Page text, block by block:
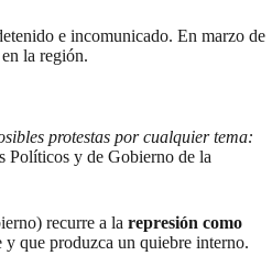
e incomunicado. En marzo de
la región.
protestas por cualquier tema:
Políticos y de Gobierno de la
recurre a la represión como
y que produzca un quiebre interno.